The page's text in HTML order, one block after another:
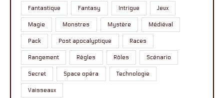
Fantastique Fantasy Intrigue Jeux
Magie Monstres Mystère Médiéval
Pack Post apocalyptique Races
Rangement Règles Rôles Scénario
Secret Space opéra Technologie
Vaisseaux